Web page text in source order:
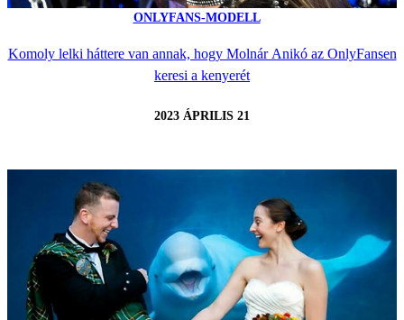
ONLYFANS-MODELL
Komoly lelki háttere van annak, hogy Molnár Anikó az OnlyFansen
keresi a kenyerét
2023 ÁPRILIS 21